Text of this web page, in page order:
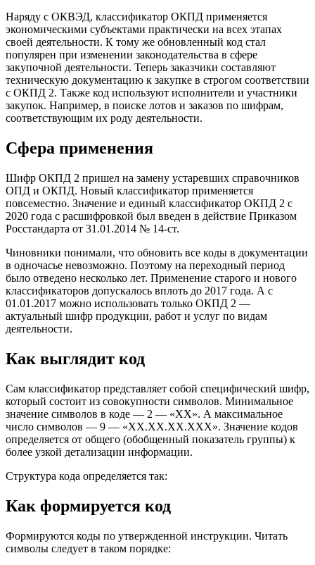
Наряду с ОКВЭД, классификатор ОКПД применяется
экономическими субъектами практически на всех этапах
своей деятельности. К тому же обновленный код стал
популярен при изменении законодательства в сфере
закупочной деятельности. Теперь заказчики составляют
техническую документацию к закупке в строгом соответствии
с ОКПД 2. Также код используют исполнители и участники
закупок. Например, в поиске лотов и заказов по шифрам,
соответствующим их роду деятельности.
Сфера применения
Шифр ОКПД 2 пришел на замену устаревших справочников
ОПД и ОКПД. Новый классификатор применяется
повсеместно. Значение и единый классификатор ОКПД 2 с
2020 года с расшифровкой был введен в действие Приказом
Росстандарта от 31.01.2014 № 14-ст.
Чиновники понимали, что обновить все коды в документации
в одночасье невозможно. Поэтому на переходный период
было отведено несколько лет. Применение старого и нового
классификаторов допускалось вплоть до 2017 года. А с
01.01.2017 можно использовать только ОКПД 2 —
актуальный шифр продукции, работ и услуг по видам
деятельности.
Как выглядит код
Сам классификатор представляет собой специфический шифр,
который состоит из совокупности символов. Минимальное
значение символов в коде — 2 — «ХХ». А максимальное
число символов — 9 — «ХХ.ХХ.ХХ.ХХХ». Значение кодов
определяется от общего (обобщенный показатель группы) к
более узкой детализации информации.
Структура кода определяется так:
Как формируется код
Формируются коды по утвержденной инструкции. Читать
символы следует в таком порядке: